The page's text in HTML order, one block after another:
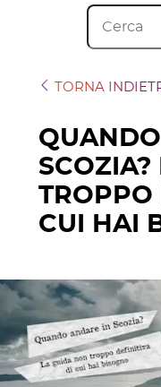
TORNA
SCOZIA?
TROPPO
CUI HAI